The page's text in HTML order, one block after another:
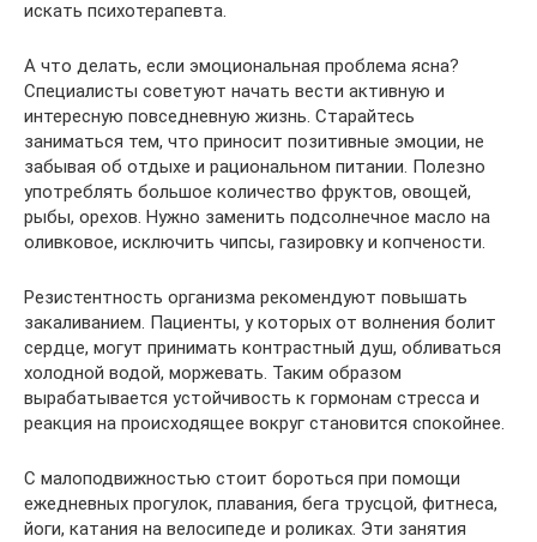
искать психотерапевта.
А что делать, если эмоциональная проблема ясна?
Специалисты советуют начать вести активную и
интересную повседневную жизнь. Старайтесь
заниматься тем, что приносит позитивные эмоции, не
забывая об отдыхе и рациональном питании. Полезно
употреблять большое количество фруктов, овощей,
рыбы, орехов. Нужно заменить подсолнечное масло на
оливковое, исключить чипсы, газировку и копчености.
Резистентность организма рекомендуют повышать
закаливанием. Пациенты, у которых от волнения болит
сердце, могут принимать контрастный душ, обливаться
холодной водой, моржевать. Таким образом
вырабатывается устойчивость к гормонам стресса и
реакция на происходящее вокруг становится спокойнее.
С малоподвижностью стоит бороться при помощи
ежедневных прогулок, плавания, бега трусцой, фитнеса,
йоги, катания на велосипеде и роликах. Эти занятия